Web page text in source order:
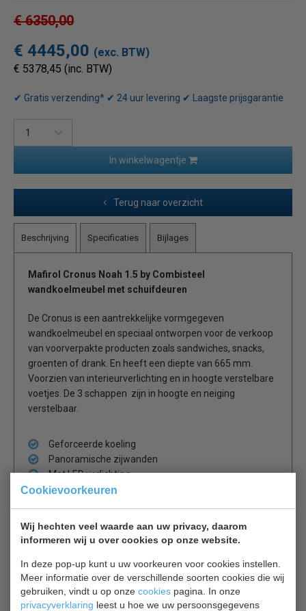
Cookievoorkeuren
Wij hechten veel waarde aan uw privacy, daarom
informeren wij u over cookies op onze website.
In deze pop-up kunt u uw voorkeuren voor cookies instellen.
Meer informatie over de verschillende soorten cookies die wij
gebruiken, vindt u op onze cookies pagina. In onze
privacyverklaring leest u hoe we uw persoonsgegevens
€ 6350,00
€ 4445,00 (exc. BTW)
€ 5378,45 (inc. BTW)
✔ Gratis verzending* ✔ 24 uur levering ✔ Laagste prijsgarantie
In winkelwagentje
Terug naar overzicht
Beschrijving Specificaties Bijlages
Mafirol Cronus Noah 1.5 by Combisteel
wandkoelmeubel met schuifdeuren
De Cronus is een aantrekkelijke vormgegeven
wandkoelmeubel en speciaal ontworpen voor de verkoop
van voorverpakte producten zoals sandwiches, snacks,
groenten of drank. En heeft een diepte van 665 mm.
Voorzien van interieurverlichting en in hoogte verstelbare
voetjes. De 3 schappen zijn in hoogte en neiging
verstelbaar.
Geforceerde koeling
Panoramische zijwanden
Met LED verlichting
Met nachtgordijn
Is dit iets voor jou?
Mafirol MCWB90H